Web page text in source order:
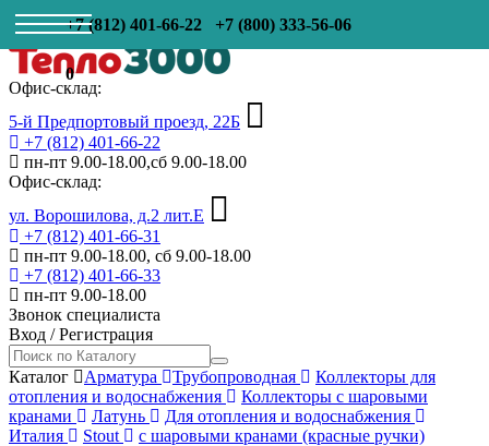
+7 (812) 401-66-22 +7 (800) 333-56-06
0
Офис-склад:
5-й Предпортовый проезд, 22Б
+7 (812) 401-66-22
пн-пт 9.00-18.00,сб 9.00-18.00
Офис-склад:
ул. Ворошилова, д.2 лит.Е
+7 (812) 401-66-31
пн-пт 9.00-18.00, сб 9.00-18.00
+7 (812) 401-66-33
пн-пт 9.00-18.00
Звонок специалиста
Вход /Регистрация
Каталог Арматура Трубопроводная
Коллекторы для
отопления и водоснабжения
Коллекторы с шаровыми
кранами
Латунь
Для отопления и водоснабжения
Италия
Stout с шаровыми кранами (красные ручки)